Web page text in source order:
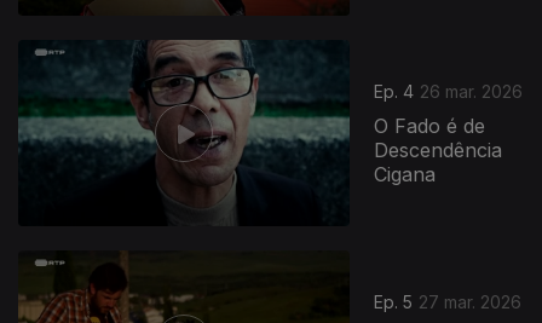
Ep. 4 26 mar. 2026
O Fado é de
Descendência
Cigana
Ep. 5 27 mar. 2026